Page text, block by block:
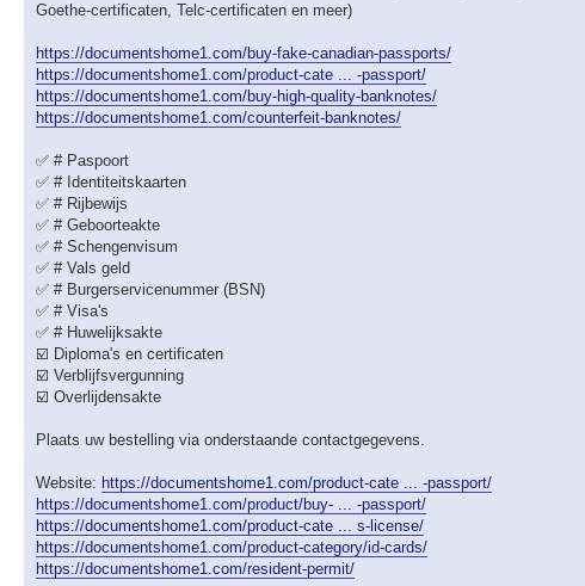
Goethe-certificaten, Telc-certificaten en meer)
https://documentshome1.com/buy-fake-canadian-passports/
https://documentshome1.com/product-cate ... -passport/
https://documentshome1.com/buy-high-quality-banknotes/
https://documentshome1.com/counterfeit-banknotes/
✅ # Paspoort
✅ # Identiteitskaarten
✅ # Rijbewijs
✅ # Geboorteakte
✅ # Schengenvisum
✅ # Vals geld
✅ # Burgerservicenummer (BSN)
✅ # Visa's
✅ # Huwelijksakte
☑️ Diploma's en certificaten
☑️ Verblijfsvergunning
☑️ Overlijdensakte
Plaats uw bestelling via onderstaande contactgegevens.
Website: https://documentshome1.com/product-cate ... -passport/
https://documentshome1.com/product/buy- ... -passport/
https://documentshome1.com/product-cate ... s-license/
https://documentshome1.com/product-category/id-cards/
https://documentshome1.com/resident-permit/